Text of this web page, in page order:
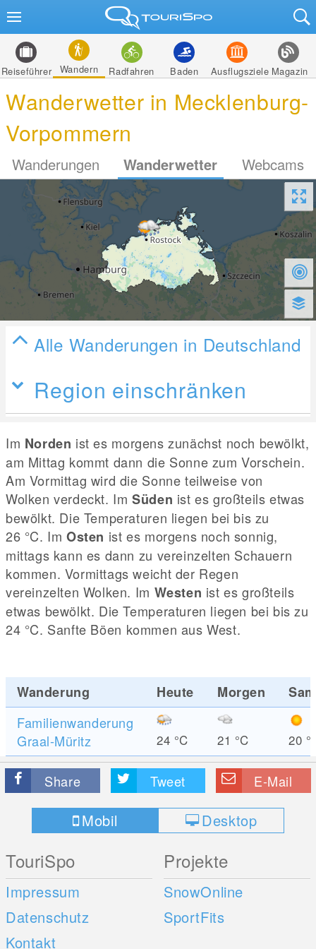
Reiseführer Wandern Radfahren Baden Ausflugsziele Magazin
Wanderwetter in Mecklenburg-
Vorpommern
Wanderungen Wanderwetter Webcams
Alle Wanderungen in Deutschland
Region einschränken
Im Norden ist es morgens zunächst noch bewölkt,
am Mittag kommt dann die Sonne zum Vorschein.
Am Vormittag wird die Sonne teilweise von
Wolken verdeckt. ImSüden ist es großteils etwas
bewölkt. Die Temperaturen liegen bei bis zu
26 °C. ImOsten ist es morgens noch sonnig,
mittags kann es dann zu vereinzelten Schauern
kommen. Vormittags weicht der Regen
vereinzelten Wolken. Im Westen ist es großteils
etwas bewölkt. Die Temperaturen liegen bei bis zu
24 °C. Sanfte Böen kommen aus West.
Wanderung Heute Morgen
Familienwanderung
Graal-Müritz
24 °C 21 °C 20
Share Tweet E-Mail
Mobil Desktop
TouriSpo
Impressum
Datenschutz
Kontakt
Projekte
SnowOnline
SportFits